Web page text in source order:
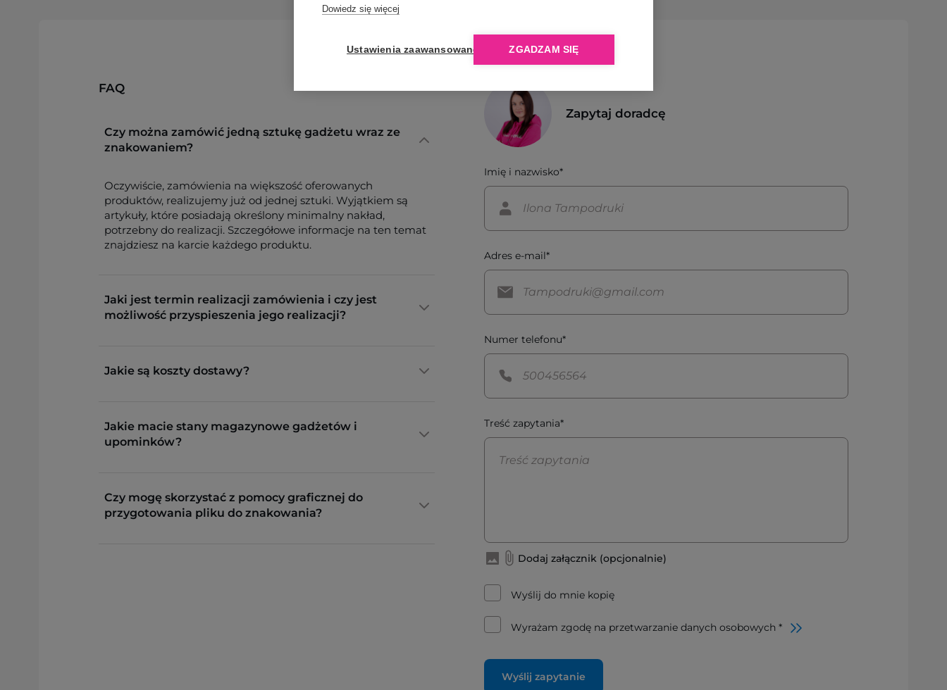
Dowiedz się więcej
Ustawienia zaawansowane ZGADZAM SIĘ
FAQ
Czy można zamówić jedną sztukę gadżetu wraz ze
znakowaniem?
Oczywiście, zamówienia na większość oferowanych
produktów, realizujemy już od jednej sztuki. Wyjątkiem są
artykuły, które posiadają określony minimalny nakład,
potrzebny do realizacji. Szczegółowe informacje na ten temat
znajdziesz na karcie każdego produktu.
Jaki jest termin realizacji zamówienia i czy jest
możliwość przyspieszenia jego realizacji?
Jakie są koszty dostawy?
Jakie macie stany magazynowe gadżetów i
upominków?
Czy mogę skorzystać z pomocy graficznej do
przygotowania pliku do znakowania?
Zapytaj doradcę
Imię i nazwisko*
Adres e-mail*
Numer telefonu*
Treść zapytania*
Dodaj załącznik (opcjonalnie)
Wyślij do mnie kopię
Wyrażam zgodę na przetwarzanie danych osobowych *
Wyślij zapytanie